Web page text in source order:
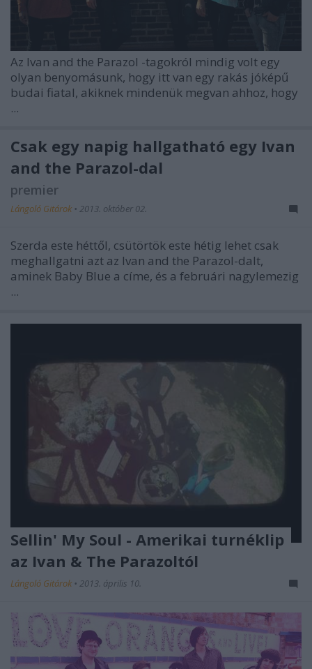
Az Ivan and the Parazol -tagokról mindig volt egy
olyan benyomásunk, hogy itt van egy rakás jóképű
budai fiatal, akiknek mindenük megvan ahhoz, hogy
...
Csak egy napig hallgatható egy Ivan
and the Parazol-dal
premier
Lángoló Gitárok • 2013. október 02.
Szerda este héttől, csütörtök este hétig lehet csak
meghallgatni azt az Ivan and the Parazol-dalt,
aminek Baby Blue a címe, és a februári nagylemezig
...
Sellin' My Soul - Amerikai turnéklip
az Ivan & The Parazoltól
Lángoló Gitárok • 2013. április 10.